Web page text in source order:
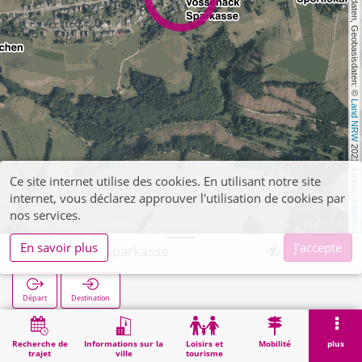
, Kartendaten, Geobasisdaten: ©
Land NRW
2021, Lizenz
dl-de/by-2-0
Recherche de
trajet
Informations sur la
ville
Loisirs et
tourisme
Mobilité plus
Vossenack Sparkasse
Départ Destination
Démarrage Vossenack Sparkasse
Ce site internet utilise des cookies. En utilisant notre site
internet, vous déclarez approuver l'utilisation de cookies par
nos services.
En savoir plus
J'accepte